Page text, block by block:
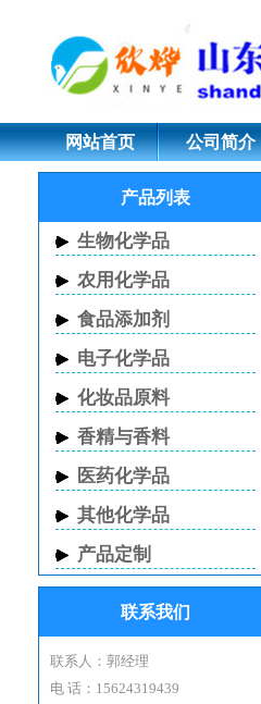
邻氯苯胺;95-
网站首页 公司简介
产品列表
生物化学品
农用化学品
食品添加剂
电子化学品
化妆品原料
香精与香料
医药化学品
其他化学品
产品定制
联系我们
联系人：郭经理
电 话：15624319439